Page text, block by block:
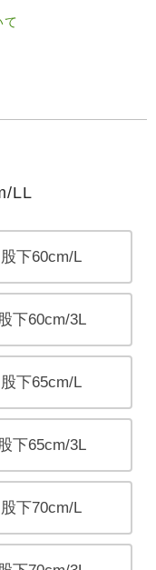
LL
股下60cm/L
下60cm/3L
股下65cm/L
下65cm/3L
股下70cm/L